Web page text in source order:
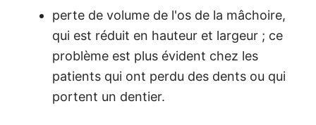
perte de volume de l'os de la mâchoire,
qui est réduit en hauteur et largeur ; ce
problème est plus évident chez les
patients qui ont perdu des dents ou qui
portent un dentier.